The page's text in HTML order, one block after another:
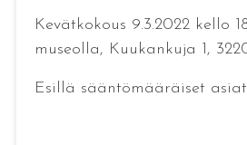
Kevätkokous 9.3.2022 kello
museolla, Kuukankuja 1,
Esillä sääntömääräiset